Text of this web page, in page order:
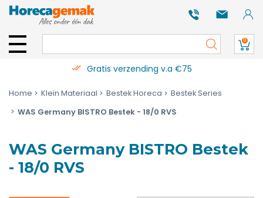
0
Gratis verzending v.a €75
Home Klein Materiaal Bestek Horeca
Bestek Series
WAS Germany BISTRO Bestek - 18/0 RVS
WAS Germany BISTRO Bestek
- 18/0 RVS